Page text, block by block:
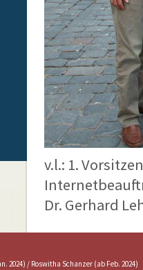
v.l.: 1.
Dr. Gerhard
2024) / Roswitha Schanzer (ab Feb. 2024)